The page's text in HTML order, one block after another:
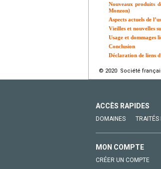
Nouveaux produits
Monzon)
Aspects actuels de
Vieilles et nouvelles
Usage et dommages
Conclusion
Déclaration de liens
© 2020 Société
ACCÈS RAPIDES
DOMAINES TRAITÉS
MON COMPTE
CRÉER UN COMPTE